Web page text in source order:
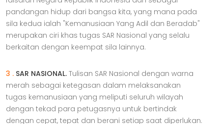
pandangan hidup dari bangsa kita, yang mana pada
sila kedua ialah "Kemanusiaan Yang Adil dan Beradab"
merupakan ciri khas tugas SAR Nasional yang selalu
berkaitan dengan keempat sila lainnya.
3 . SAR NASIONAL. Tulisan SAR Nasional dengan warna
merah sebagai ketegasan dalam melaksanakan
tugas kemanusiaan yang meliputi seluruh wilayah
dengan tekad para petugasnya untuk bertindak
dengan cepat, tepat dan berani setiap saat diperlukan.